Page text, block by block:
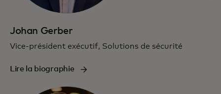
Johan Gerber
Vice-président exécutif, Solutions de sécurité
Lire la biographie